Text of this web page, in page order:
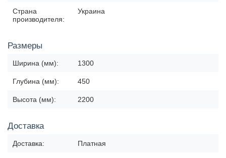
Страна
производителя:
Украина
Размеры
Ширина (мм): 1300
Глубина (мм): 450
Высота (мм): 2200
Доставка
Доставка: Платная